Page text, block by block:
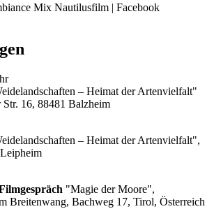
Mix Nautilusfilm | Facebook
– Heimat der Artenvielfalt"
16, 88481 Balzheim
– Heimat der Artenvielfalt",
"Magie der Moore",
Breitenwang, Bachweg 17, Tirol, Österreich